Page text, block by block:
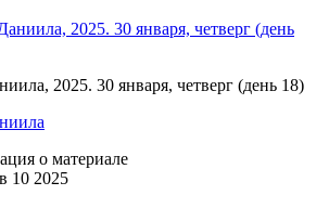
2025. 30 января, четверг (день 18)
о материале
10 2025